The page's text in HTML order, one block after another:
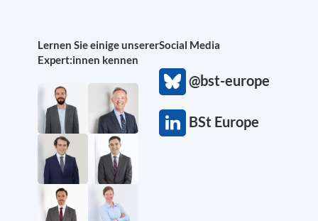
Lernen Sie einige unserer
Expert:innen kennen
Social Media
@bst-europe
BSt Europe